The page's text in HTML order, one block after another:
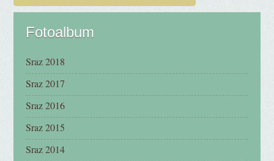
Fotoalbum
Sraz 2018
Sraz 2017
Sraz 2016
Sraz 2015
Sraz 2014